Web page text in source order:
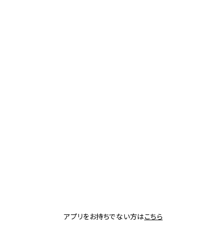
アプリをお持ちでない方はこちら